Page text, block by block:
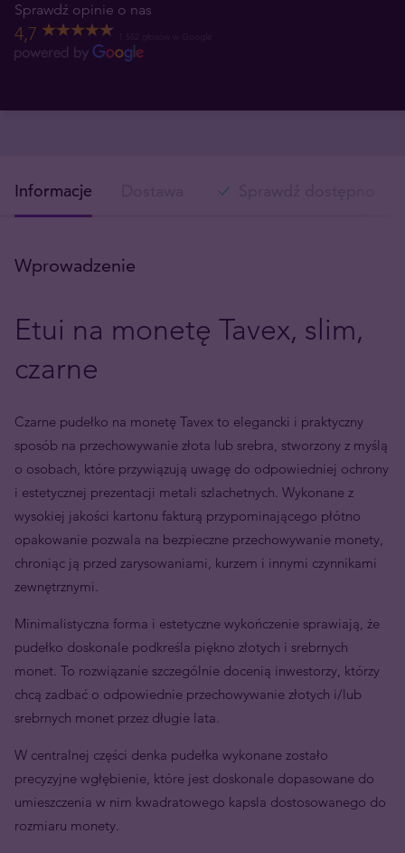
Sprawdź opinie o nas
4,7
Informacje
Wprowadzenie
Etui na monetę Tavex, slim,
czarne
Czarne pudełko na monetę Tavex to elegancki i praktyczny
sposób na przechowywanie złota lub srebra, stworzony z myślą
o osobach, które przywiązują uwagę do odpowiedniej ochrony
i estetycznej prezentacji metali szlachetnych. Wykonane z
wysokiej jakości kartonu fakturą przypominającego płótno
opakowanie pozwala na bezpieczne przechowywanie monety,
chroniąc ją przed zarysowaniami, kurzem i innymi czynnikami
zewnętrznymi.
Minimalistyczna forma i estetyczne wykończenie sprawiają, że
pudełko doskonale podkreśla piękno złotych i srebrnych
monet. To rozwiązanie szczególnie docenią inwestorzy, którzy
chcą zadbać o odpowiednie przechowywanie złotych i/lub
srebrnych monet przez długie lata.
W centralnej części denka pudełka wykonane zostało
precyzyjne wgłębienie, które jest doskonale dopasowane do
umieszczenia w nim kwadratowego kapsla dostosowanego do
rozmiaru monety.